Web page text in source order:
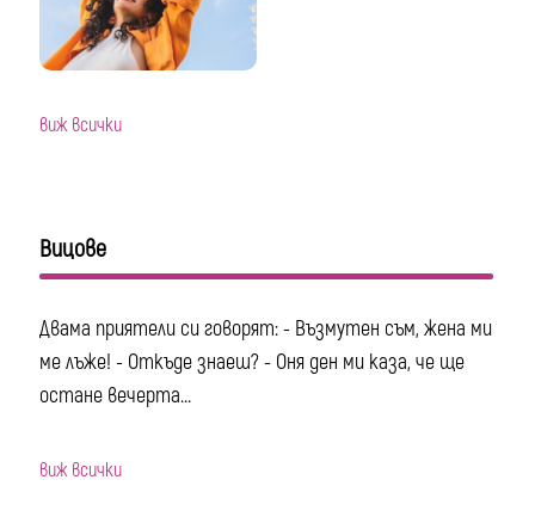
виж всички
Вицове
Двама приятели си говорят: - Възмутен съм, жена ми
ме лъже! - Откъде знаеш? - Оня ден ми каза, че ще
остане вечерта...
виж всички